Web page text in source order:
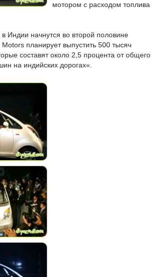
мотором с расходом топлива
Индии начнутся во второй половине
Motors планирует выпустить 500 тысяч
составят около 2,5 процента от общего
на индийских дорогах«.